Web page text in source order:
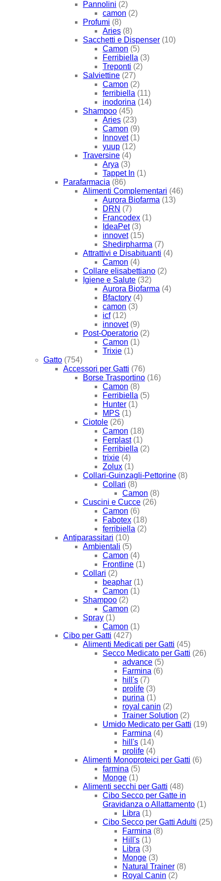
Pannolini (2)
camon (2)
Profumi (8)
Aries (8)
Sacchetti e Dispenser (10)
Camon (5)
Ferribiella (3)
Treponti (2)
Salviettine (27)
Camon (2)
ferribiella (11)
inodorina (14)
Shampoo (45)
Aries (23)
Camon (9)
Innovet (1)
yuup (12)
Traversine (4)
Arya (3)
Tappet In (1)
Parafarmacia (86)
Alimenti Complementari (46)
Aurora Biofarma (13)
DRN (7)
Francodex (1)
IdeaPet (3)
innovet (15)
Shedirpharma (7)
Attrattivi e Disabituanti (4)
Camon (4)
Collare elisabettiano (2)
Igiene e Salute (32)
Aurora Biofarma (4)
Bfactory (4)
camon (3)
icf (12)
innovet (9)
Post-Operatorio (2)
Camon (1)
Trixie (1)
Gatto (754)
Accessori per Gatti (76)
Borse Trasportino (16)
Camon (8)
Ferribiella (5)
Hunter (1)
MPS (1)
Ciotole (26)
Camon (18)
Ferplast (1)
Ferribiella (2)
trixie (4)
Zolux (1)
Collari-Guinzagli-Pettorine (8)
Collari (8)
Camon (8)
Cuscini e Cucce (26)
Camon (6)
Fabotex (18)
ferribiella (2)
Antiparassitari (10)
Ambientali (5)
Camon (4)
Frontline (1)
Collari (2)
beaphar (1)
Camon (1)
Shampoo (2)
Camon (2)
Spray (1)
Camon (1)
Cibo per Gatti (427)
Alimenti Medicati per Gatti (45)
Secco Medicato per Gatti (26)
advance (5)
Farmina (6)
hill's (7)
prolife (3)
purina (1)
royal canin (2)
Trainer Solution (2)
Umido Medicato per Gatti (19)
Farmina (4)
hill's (14)
prolife (4)
Alimenti Monoproteici per Gatti (6)
farmina (5)
Monge (1)
Alimenti secchi per Gatti (48)
Cibo Secco per Gatte in
Gravidanza o Allattamento (1)
Libra (1)
Cibo Secco per Gatti Adulti (25)
Farmina (8)
Hill's (1)
Libra (3)
Monge (3)
Natural Trainer (8)
Royal Canin (2)